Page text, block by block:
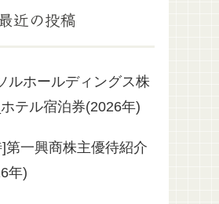
近の投稿
ルホールディングス株
テル宿泊券(2026年)
第一興商株主優待紹介
年)